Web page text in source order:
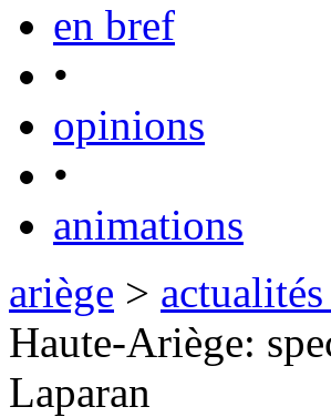
en bref
•
opinions
•
animations
ariège >
Haute-Ariège:
Laparan